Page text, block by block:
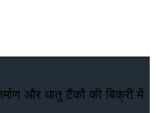
और धातु टैंकों की बिक्री में